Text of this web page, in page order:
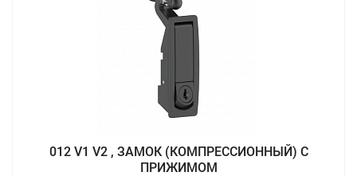
012 V1 V2 , ЗАМОК (КОМПРЕССИОННЫЙ) С
ПРИЖИМОМ